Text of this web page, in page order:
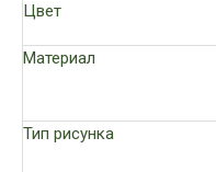
Цвет
Материал
Тип рисунка